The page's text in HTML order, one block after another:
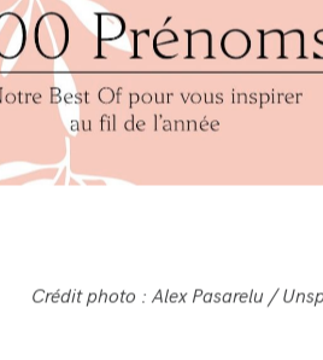
Crédit photo : Alex Pasarelu /